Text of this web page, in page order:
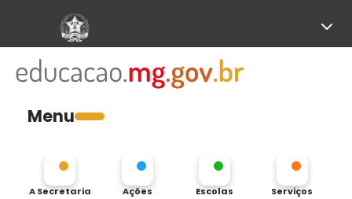
Menu
A Secretaria Ações Escolas Serviços